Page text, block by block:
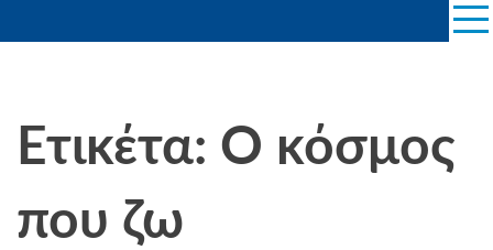
Ετικέτα: Ο κόσμος
που ζω